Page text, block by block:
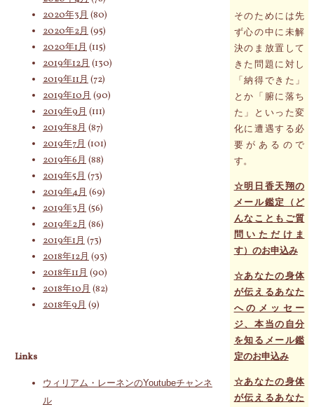
そのためには先
ず心の中に未解
決のま放置して
きた問題に対し
「納得できた」
とか「腑に落ち
た」といった変
化に遭遇する必
要があるので
す。
☆明日香天翔の
メール鑑定（ど
んなこともご質
問いただけま
す）のお申込み
☆あなたの身体
が伝えるあなた
へのメッセー
ジ、本当の自分
を知るメール鑑
定のお申込み
☆あなたの身体
が伝えるあなた
2020年3月 (80)
2020年2月 (95)
2020年1月 (115)
2019年12月 (130)
2019年11月 (72)
2019年10月 (90)
2019年9月 (111)
2019年8月 (87)
2019年7月 (101)
2019年6月 (88)
2019年5月 (73)
2019年4月 (69)
2019年3月 (56)
2019年2月 (86)
2019年1月 (73)
2018年12月 (93)
2018年11月 (90)
2018年10月 (82)
2018年9月 (9)
Links
ウィリアム・レーネンのYoutubeチャンネ
ル